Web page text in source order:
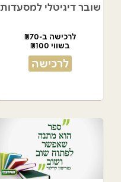
שובר דיגיטלי למסעדות
לרכישה ב-₪70
בשווי ₪100
לרכישה